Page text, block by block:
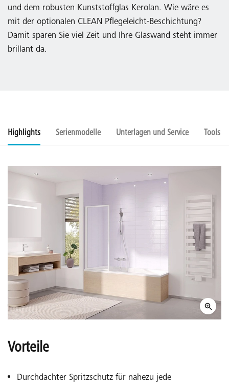
und dem robusten Kunststoffglas Kerolan. Wie wäre es
mit der optionalen CLEAN Pflegeleicht-Beschichtung?
Damit sparen Sie viel Zeit und Ihre Glaswand steht immer
brillant da.
Highlights Serienmodelle Unterlagen und Service Tools
Vorteile
Durchdachter Spritzschutz für nahezu jede